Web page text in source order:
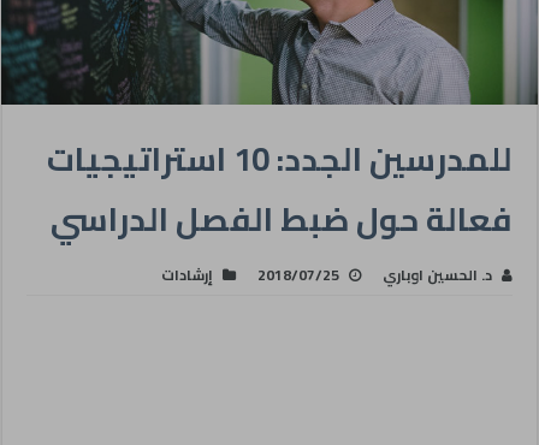
للمدرسين الجدد: 10 استراتيجيات
فعالة حول ضبط الفصل الدراسي
د. الحسين اوباري 2018/07/25 إرشادات